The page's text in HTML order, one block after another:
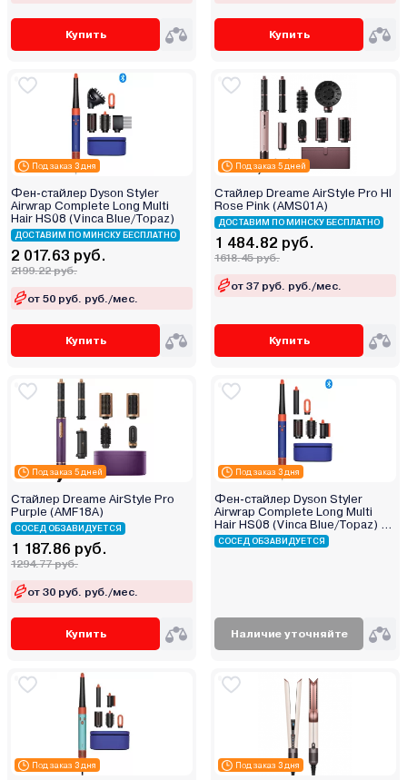
Купить Купить
Под заказ 3 дня
Фен-стайлер Dyson Styler
Airwrap Complete Long Multi
Hair HS08 (Vinca Blue/Topaz)
ДОСТАВИМ ПО МИНСКУ БЕСПЛАТНО
2 017.63 руб.
2199.22 руб.
от 50 руб. руб./мес.
Купить
Под заказ 5 дней
Стайлер Dreame AirStyle Pro HI
Rose Pink (AMS01A)
ДОСТАВИМ ПО МИНСКУ БЕСПЛАТНО
1 484.82 руб.
1618.45 руб.
от 37 руб. руб./мес.
Купить
Под заказ 5 дней
Стайлер Dreame AirStyle Pro
Purple (AMF18A)
СОСЕД ОБЗАВИДУЕТСЯ
1 187.86 руб.
1294.77 руб.
от 30 руб. руб./мес.
Купить
Под заказ 3 дня
Фен-стайлер Dyson Styler
Airwrap Complete Long Multi
Hair HS08 (Vinca Blue/Topaz) с
переходником на евровилку
СОСЕД ОБЗАВИДУЕТСЯ
Наличие уточняйте
Под заказ 3 дня Под заказ 3 дня